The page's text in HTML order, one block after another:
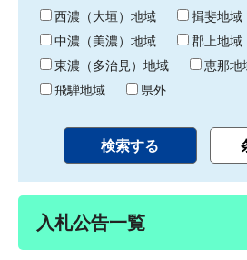
り 西濃（大垣）地域
揖斐地域
中濃（美濃）地域
郡上地域
東濃（多治見）地域
恵那地
飛騨地域
県外
入札公告一覧